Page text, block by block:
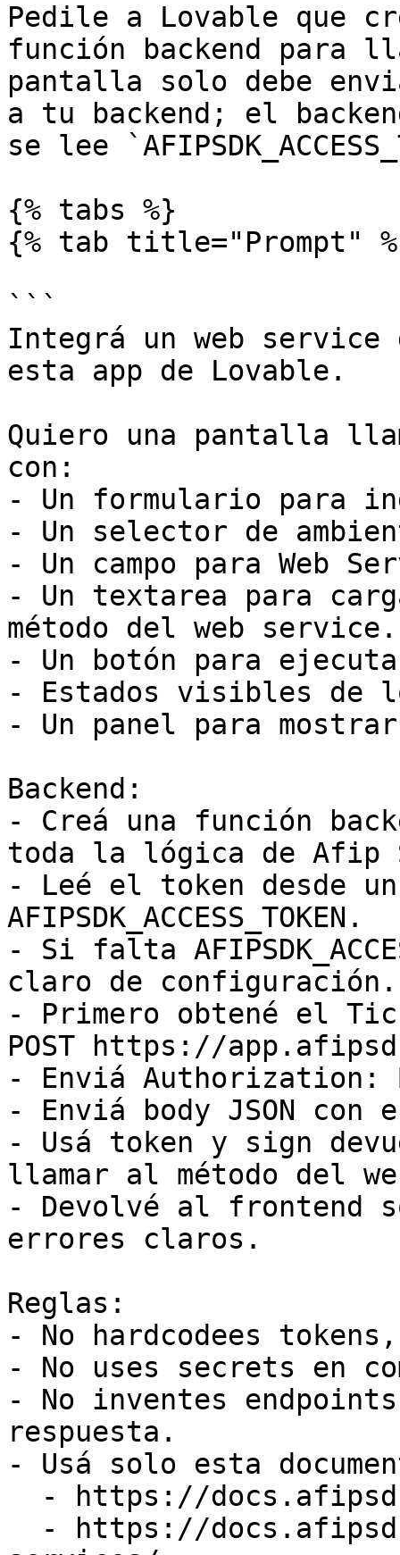
Pedile a Lovable que
función backend para
pantalla solo debe
a tu backend; el
se lee
{% tabs %}
{% tab title="Prompt"
```
Integrá un web service
esta app de Lovable.
Quiero una pantalla
con:
- Un formulario para
- Un selector de
- Un campo para Web
- Un textarea para
método del web service.
- Un botón para
- Estados visibles de
- Un panel para
Backend:
- Creá una función
toda la lógica de Afip
- Leé el token desde
AFIPSDK_ACCESS_TOKEN.
- Si falta
claro de configuración.
- Primero obtené el
POST https://
- Enviá Authorization:
- Enviá body JSON
- Usá token y sign
llamar al método del
- Devolvé al frontend
errores claros.
Reglas:
- No hardcodees
- No uses secrets en
- No inventes
respuesta.
- Usá solo esta